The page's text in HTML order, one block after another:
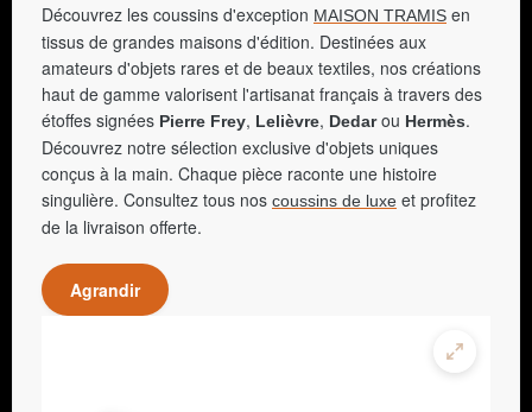
Découvrez les coussins d'exception MAISON TRAMIS en
tissus de grandes maisons d'édition. Destinées aux
amateurs d'objets rares et de beaux textiles, nos créations
haut de gamme valorisent l'artisanat français à travers des
étoffes signées Pierre Frey, Lelièvre, Dedarou Hermès.
Découvrez notre sélection exclusive d'objets uniques
conçus à la main. Chaque pièce raconte une histoire
singulière. Consultez tous nos coussins de luxe et profitez
de la livraison offerte.
Agrandir